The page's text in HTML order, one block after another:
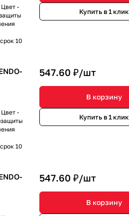
-
10
Купить в 1 клик
-
10
547.60 ₽/шт
В корзину
Купить в 1 клик
547.60 ₽/шт
В корзину